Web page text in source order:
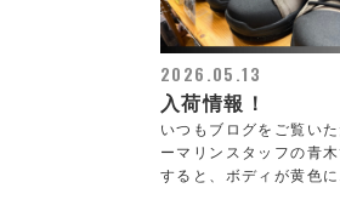
2026.05.13
入荷情報！
いつもブログをご覧い
ーマリンスタッフの青
すると、ボディが黄色